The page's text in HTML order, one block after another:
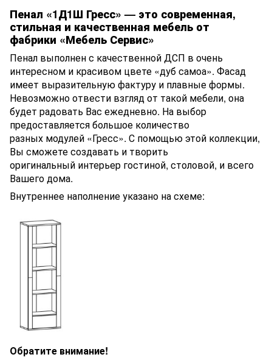
Пенал «1Д1Ш Гресс» — это современная,
стильная и качественная мебель от
фабрики «Мебель Сервис»
Пенал выполнен с качественной ДСП в очень
интересном и красивом цвете «дуб самоа». Фасад
имеет выразительную фактуру и плавные формы.
Невозможно отвести взгляд от такой мебели, она
будет радовать Вас ежедневно. На выбор
предоставляется большое количество
разных модулей «Гресс». С помощью этой коллекции,
Вы сможете создавать и творить
оригинальный интерьер гостиной, столовой, и всего
Вашего дома.
Внутреннее наполнение указано на схеме:
Обратите внимание!